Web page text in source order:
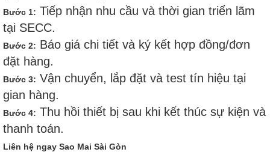
Bước 1: Tiếp nhận nhu cầu và thời gian triển lãm
tại SECC.
Bước 2: Báo giá chi tiết và ký kết hợp đồng/đơn
đặt hàng.
Bước 3: Vận chuyển, lắp đặt và test tín hiệu tại
gian hàng.
Bước 4: Thu hồi thiết bị sau khi kết thúc sự kiện và
thanh toán.
Liên hệ ngay Sao Mai Sài Gòn